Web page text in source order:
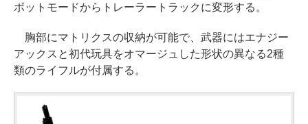
ボットモードからトレーラートラックに変形する。
胸部にマトリクスの収納が可能で、武器にはエナジー
アックスと初代玩具をオマージュした形状の異なる2種
類のライフルが付属する。